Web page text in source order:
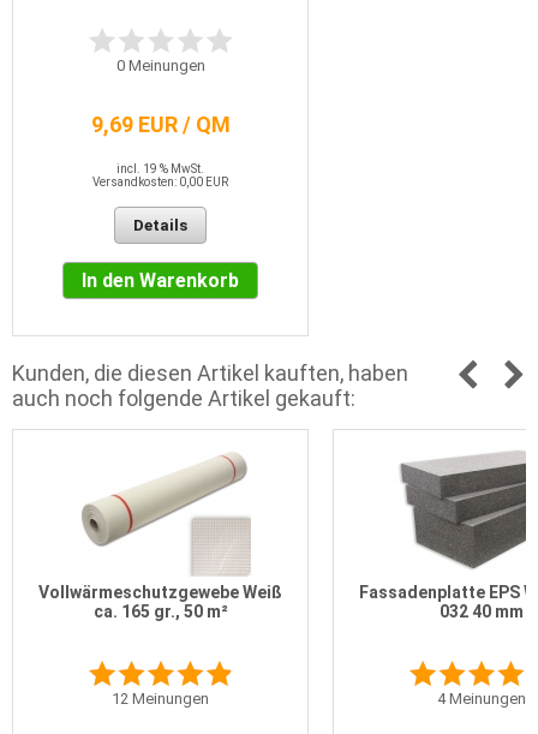
0Meinungen
9,69 EUR / QM
incl. 19 % MwSt.
Versandkosten: 0,00 EUR
Details
In den Warenkorb
Kunden, die diesen Artikel kauften, haben
auch noch folgende Artikel gekauft:
Vollwärmeschutzgewebe Weiß
ca. 165 gr., 50 m²
12 Meinungen
Fassadenplatte EPS
032 40 mm
4Meinungen